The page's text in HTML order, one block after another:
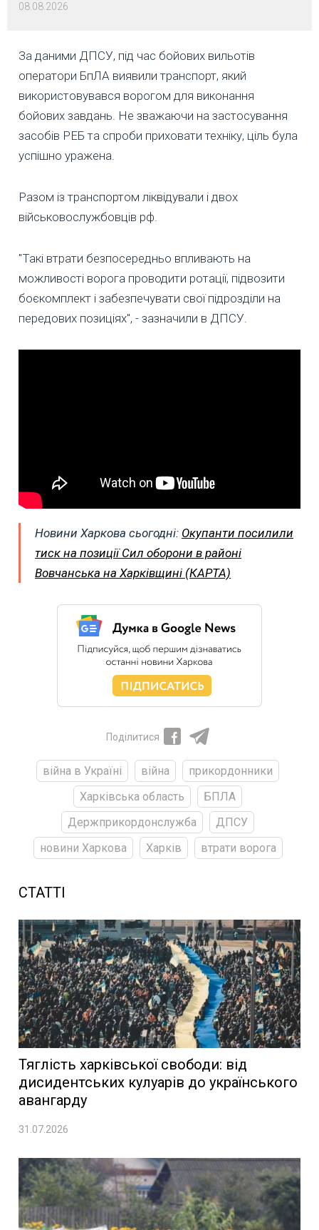
08.08.2026
За даними ДПСУ, під час бойових вильотів
оператори БпЛА виявили транспорт, який
використовувався ворогом для виконання
бойових завдань. Не зважаючи на застосування
засобів РЕБ та спроби приховати техніку, ціль була
успішно уражена.
Разом із транспортом ліквідували і двох
військовослужбовців рф.
"Такі втрати безпосередньо впливають на
можливості ворога проводити ротації, підвозити
боєкомплект і забезпечувати свої підрозділи на
передових позиціях", - зазначили в ДПСУ.
Новини Харкова сьогодні: Окупанти посилили
тиск на позиції Сил оборони в районі
Вовчанська на Харківщині (КАРТА)
Поділитися
війна в Україні війна
прикордонники
Харківська область
БПЛА
Держприкордонслужба
ДПСУ
новини Харкова
Харків втрати ворога
СТАТТІ
Тяглість харківської свободи: від
дисидентських кулуарів до українського
авангарду
31.07.2026